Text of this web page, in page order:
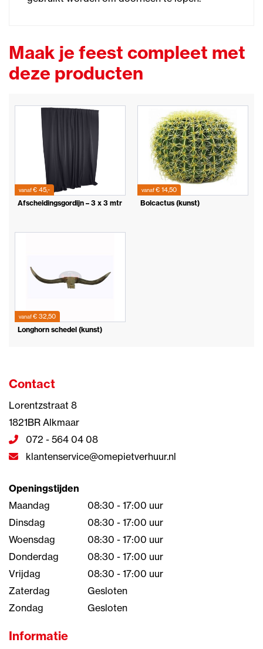
Maak je feest compleet met
deze producten
vanaf€ 45,-
Afscheidingsgordijn – 3 x 3 mtr
vanaf€ 14,50
Bolcactus (kunst)
vanaf€ 32,50
Longhorn schedel (kunst)
Contact
Lorentzstraat 8
1821BR Alkmaar
072 - 564 04 08
klantenservice@omepietverhuur.nl
Openingstijden
Maandag
08:30 - 17:00 uur
Dinsdag
08:30 - 17:00 uur
Woensdag
08:30 - 17:00 uur
Donderdag
08:30 - 17:00 uur
Vrijdag
08:30 - 17:00 uur
Zaterdag
Gesloten
Zondag
Gesloten
Informatie